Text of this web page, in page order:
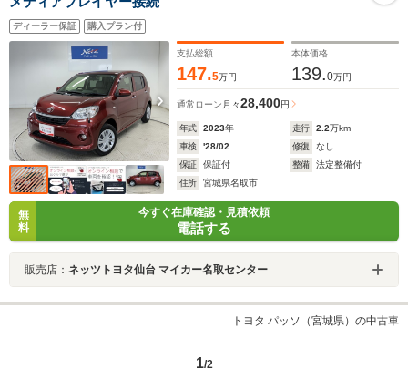
ディーラー保証 購入プラン付
支払総額
147.5万円
本体価格
139.0万円
通常ローン 月々28,400円
年式 2023年 走行 2.2万km
車検
'28/02 修復
なし
保証
保証付 整備
法定整備付
住所
宮城県名取市
無
料
今すぐ在庫確認・見積依頼
電話する
販売店： ネッツトヨタ仙台 マイカー名取センター
トヨタ パッソ（宮城県）の中古車
1/2